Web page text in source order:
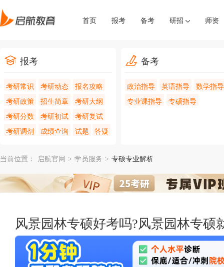
首页 报考 备考 研招 师资
报考
考研常识 考研动态
报名攻略
考研政策
招生简章
考研大纲
考研分数
考研初试
考研复试
考研调剂
成绩查询 试题 答疑
备考
政治指导 英语指导
数学指导
专业课指导
专硕指导
当前位置： 启航官网 > 学员服务 > 专硕专业解析
风景园林专硕好考吗?风景园林专硕